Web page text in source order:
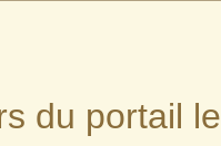
du portail